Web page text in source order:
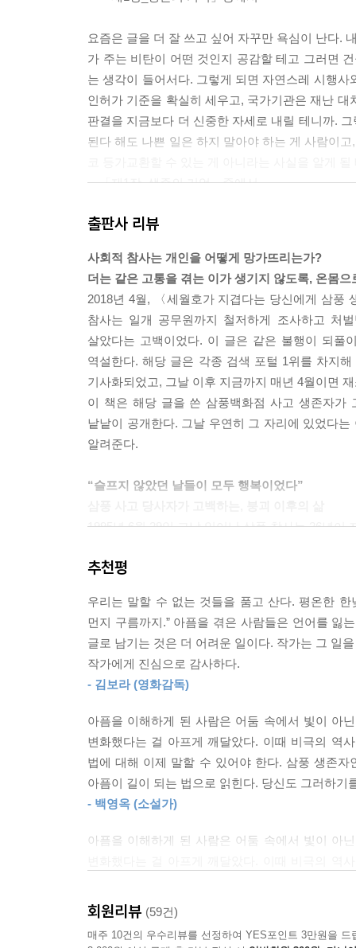
요즘은 글을 더 잘 쓰고 싶어 자꾸만 욕심이 난다.
가 주는 비탄이 어떤 것인지 공감할 테고 그러면
는 생각이 들어서다. 그렇게 되면 자연스레 시행
인허가 기준을 확실히 세우고, 국가기관은 재난
판결을 지금보다 더 신중한 자세로 내릴 테니까.
된다 해도 나쁜 일은 하지 말아야 하는 게 사람이
---「제1장_생존의 기억」중에서
지금 앓고 있는 불안과 우울이 전부 ‘삼풍 사고’
지의 개인적인 경험, 유전적 성향이나 기질, 가치
그 일에 더는 억울하지 않다. 하지만 누군가 내게
하게 대답해줄 수 있다. 그렇다. 그런 일을 겪는다
로 내 세계관은 완벽하게 뒤바뀌었다고, 그런 이
두 번 다시 우리 사회에서 되풀이되지 말아야 한다
---「제2장. 고통이 가져다준 선물들」중에서
나는 차가워 봐서 따뜻한 것을 알고, 어두워 봐서
다 일어나 벽을 치고 흐느낄 정도로 불행해 봐서,
무도 선명해서, 행복도 불행처럼 어느 날 갑자기
오면서 슬프지 않았던 모든 날이 전부 행복한 날들
상 누구도 겪으면 안 된다는 사실을. 그리고 박완
전혀 없다는 사실까지도. 종교에 의지하니 예전
해도 뒤에서 던지는 돌을 피할 길이 없다. 그러니
는 살 수 없다. 그러니 인간은 공동체 안에서 유기
---「제3장_익숙한 비극 사이에서 건져 올린, 인간
게 굴까요?” 나는 말했다. 대부분의 사람들은 자
그렇고, 우리 모두 그럴 수 있다고. 반대로 알면 그
말해야겠다. 이게 어떤 슬픔이고 고통인지 사람들
---「상처가 상처를 끌어안을 때」중에서
출판사 리뷰
사회적 참사는 개인을 어떻게 망가뜨리는가?
더는 같은 고통을 겪는 이가 생기지 않도록, 온몸으
2018년 4월, 〈세월호가 지겹다는 당신에게 삼풍
참사는 일개 공무원까지 철저하게 조사하고 처
살았다는 고백이었다. 이 글은 같은 불행이 되풀
역설한다. 해당 글은 각종 검색 포털 1위를 차지
기사화되었고, 그날 이후 지금까지 매년 4월이면
이 책은 해당 글을 쓴 삼풍백화점 사고 생존자가
낱낱이 공개한다. 그날 우연히 그 자리에 있었다
알려준다.
“슬프지 않았던 날들이 모두 행복이었다”
1995년 6월 29일 그날 일어난 삼풍 참사는 26년이
작은 사건들은 번번이 돌부리가 되어 그를 넘어
행복이었다”고 서술한다. 수많은 비극 안에서도
지난한 삶이라 해도 기꺼이 살아볼 만하다는 용기
“한 사람이라도 제 글에 위로받을 수 있다면, 피를
1995년 사고와 함께 봉인한 기억을 기어코 끄집어
이 책은 딴지일보 포털 사이트에 연재했던 〈
집필까지 장장 3년에 가까운 시간이 걸렸다. “
구름까지 전부 어제 일처럼” 또렷하게 기억나는
포기하지 않고 써내려가 결국에는 마침표를 찍었다.
고통스러워도 계속 글을 썼던 이유는 단 하나다.
사건을 기점으로 ‘세상은 생존자가 침묵하는 딱
추천평
우리는 말할 수 없는 것들을 품고 산다. 평온한
먼지 구름까지.” 아픔을 겪은 사람들은 언어를 잃
글로 남기는 것은 더 어려운 일이다. 작가는 그 일
작가에게 진심으로 감사하다.
- 김보라 (영화감독)
아픔을 이해하게 된 사람은 어둠 속에서 빛이 아
변화했다는 걸 아프게 깨달았다. 이때 비극의 역
법에 대해 이제 말할 수 있어야 한다. 삼풍 생존
아픔이 길이 되는 법으로 읽힌다. 당신도 그러하기
- 백영옥 (소설가)
아픔을 이해하게 된 사람은 어둠 속에서 빛이 아
아픔이 길이 되는 법으로 읽힌다. 당신도 그러하기
- 백영옥 (소설가)
회원리뷰 (59건)
매주 10건의 우수리뷰를 선정하여 YES포인트 3만원을 드